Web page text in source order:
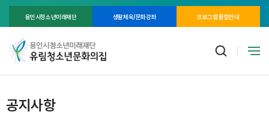
용인시청소년미래재단 생활체육/문화강좌 프로그램 통합안내
공지사항